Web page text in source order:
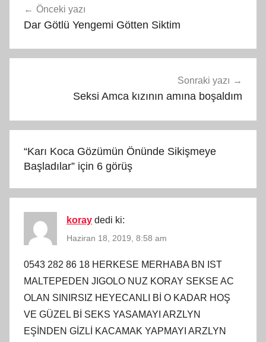
gezinmesi
Önceki yazı
Dar Götlü Yengemi Götten Siktim
Sonraki yazı
Seksi Amca kızının amına boşaldım
“Karı Koca Gözümün Önünde Sikişmeye
Başladılar” için 6 görüş
koray dedi ki:
Haziran 18, 2019, 8:58 am
0543 282 86 18 HERKESE MERHABA BN IST
MALTEPEDEN JIGOLO NUZ KORAY SEKSE AC
OLAN SINIRSIZ HEYECANLI Bİ O KADAR HOŞ
VE GÜZEL Bİ SEKS YASAMAYI ARZLYN
EŞİNDEN GİZLİ KACAMAK YAPMAYI ARZLYN